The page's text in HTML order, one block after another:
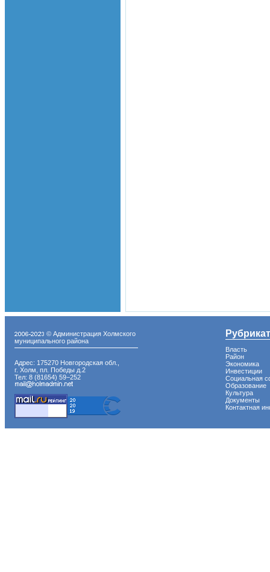
© Администрация Холмского
муниципального района
Адрес: 175270 Новгородская обл.,
г. Холм, пл. Победы д.2
Тел: 8 (81654) 59−252
Власть
Район
Экономика
Инвестиции
Социальная
Образование
Культура
Документы
Контактная